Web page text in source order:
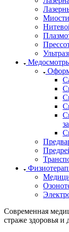
Современная
страже здоровья и